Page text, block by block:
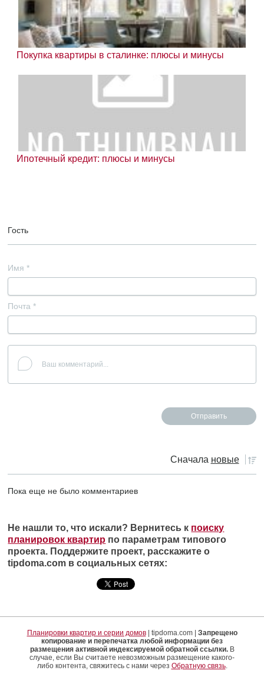
Покупка квартиры в сталинке: плюсы и минусы
Ипотечный кредит: плюсы и минусы
Гость
Имя *
Почта *
Сначала новые
Пока еще не было комментариев
Не нашли то, что искали? Вернитесь к поиску
планировок квартир по параметрам типового
проекта. Поддержите проект, расскажите о
tipdoma.com в социальных сетях:
Планировки квартир и серии домов| tipdoma.com | Запрещено
копирование и перепечатка любой информации без
размещения активной индексируемой обратной ссылки.В
случае, если Вы считаете невозможным размещение какого-
либо контента, свяжитесь с нами через Обратную связь.